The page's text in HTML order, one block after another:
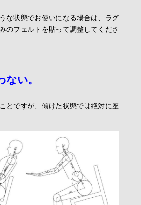
な状態でお使いになる場合は、ラグ
のフェルトを貼って調整してくださ
い。
とですが、傾けた状態では絶対に座